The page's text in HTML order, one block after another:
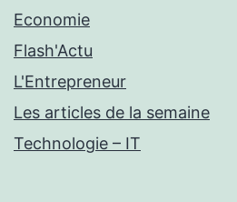
Economie
Flash'Actu
L'Entrepreneur
Les articles de la semaine
Technologie – IT